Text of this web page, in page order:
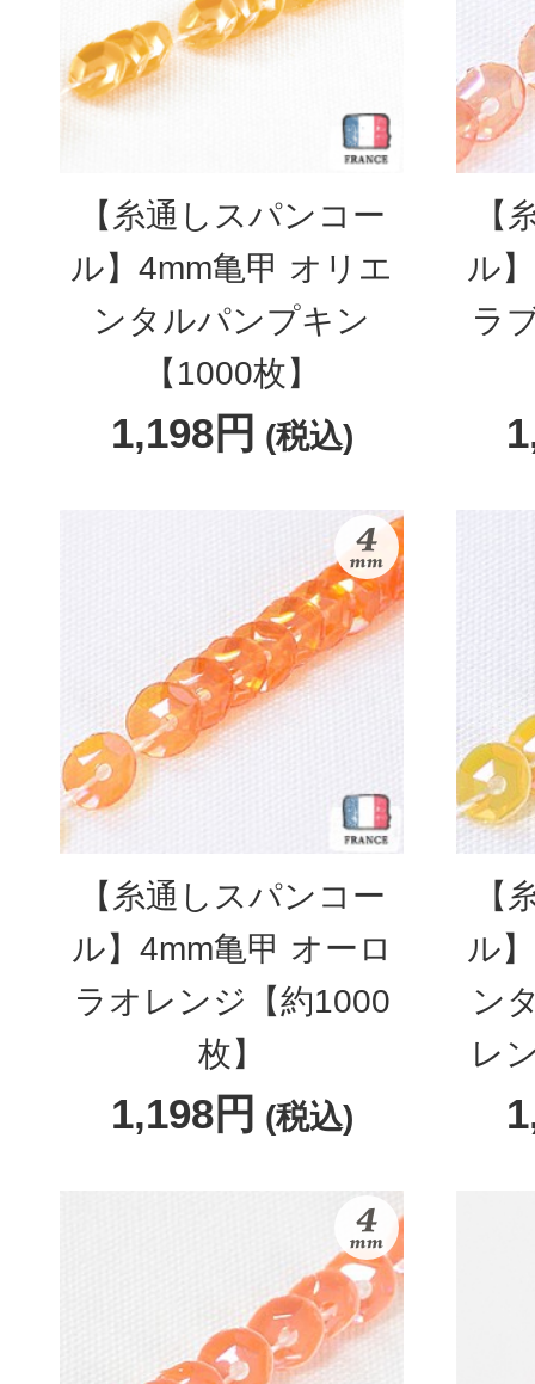
【糸通しスパンコー
ル】4mm亀甲 オリエ
ンタルパンプキン
【1000枚】
1,198円 (税込)
【
ル
ラ
【糸通しスパンコー
ル】4mm亀甲 オーロ
ラオレンジ【約1000
枚】
1,198円 (税込)
【
ル
ン
レ